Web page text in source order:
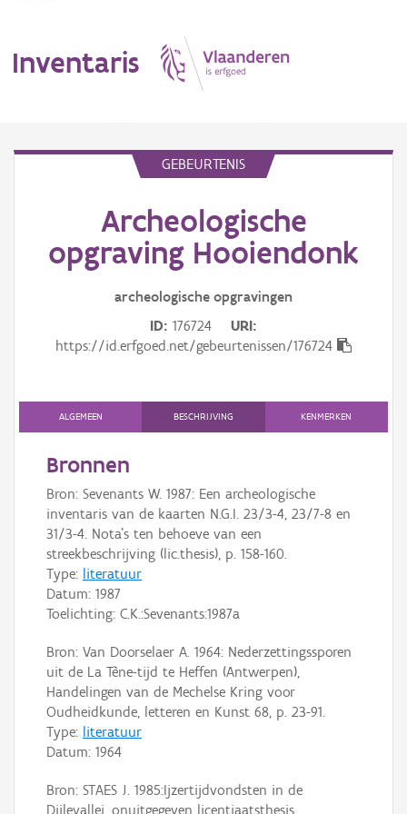
Inventaris
Aanduidingsobject
Persoon of collectief
Downloads
Hergebruik
Aanmelden
GEBEURTENIS
Archeologische
opgraving Hooiendonk
archeologische opgravingen
ID 176724
URI
https://id.erfgoed.net/gebeurtenissen/176724
ALGEMEEN BESCHRIJVING KENMERKEN
Bronnen
Bron: Sevenants W. 1987: Een archeologische
inventaris van de kaarten N.G.I. 23/3-4, 23/7-8 en
31/3-4. Nota's ten behoeve van een
streekbeschrijving (lic.thesis), p. 158-160.
Type: literatuur
Datum: 1987
Toelichting: C.K.:Sevenants:1987a
Bron: Van Doorselaer A. 1964: Nederzettingssporen
uit de La Tène-tijd te Heffen (Antwerpen),
Handelingen van de Mechelse Kring voor
Oudheidkunde, letteren en Kunst 68, p. 23-91.
Type: literatuur
Datum: 1964
Bron: STAES J. 1985:Ijzertijdvondsten in de
Dijlevallei, onuitgegeven licentiaatsthesis